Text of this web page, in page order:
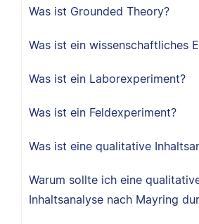
Was ist Grounded Theory?
Was ist ein wissenschaftliches
Was ist ein Laborexperiment?
Was ist ein Feldexperiment?
Was ist eine qualitative
Warum sollte ich eine
Inhaltsanalyse nach Mayring